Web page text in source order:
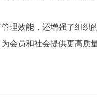
效能，还增强了组织
会员和社会提供更高